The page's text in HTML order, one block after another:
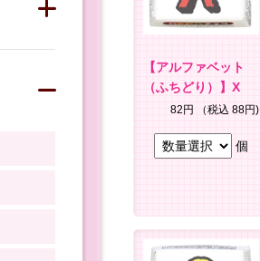
【アルファベット
（ふちどり）】X
82円 （税込 88円)
個